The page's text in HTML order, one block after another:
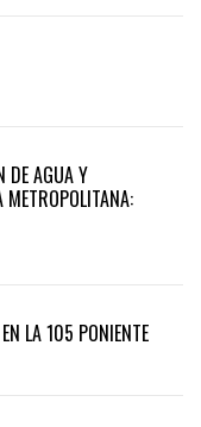
DE AGUA Y
METROPOLITANA:
LA 105 PONIENTE